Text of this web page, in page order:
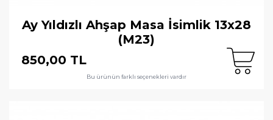
Ay Yıldızlı Ahşap Masa İsimlik 13x28
(M23)
850,00 TL
Bu ürünün farklı seçenekleri vardır